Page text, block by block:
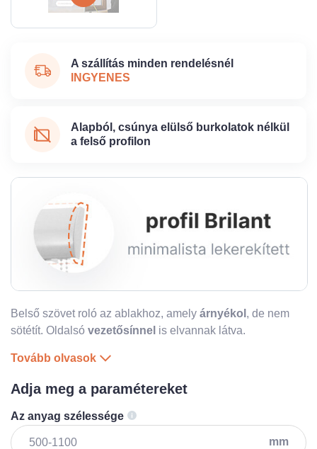
A szállítás minden rendelésnél
INGYENES
Alapból, csúnya elülső burkolatok nélkül
a felső profilon
Belső szövet roló az ablakhoz, amely árnyékol , de nem
sötétít. Oldalsó vezetősínnel is elvannak látva.
Tovább olvasok
Adja meg a paramétereket
Az anyag szélessége
mm